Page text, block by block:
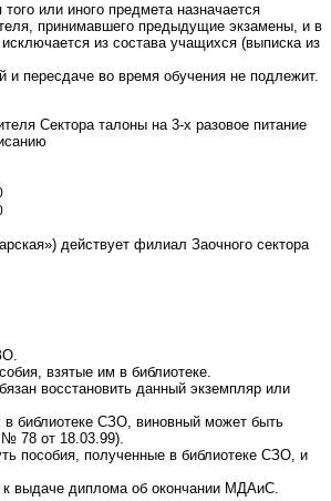
или иного предмета назначается
принимавшего предыдущие экзамены, и в
из состава учащихся (выписка из
и пересдаче во время обучения не подлежит.
Сектора талоны на 3-х разовое питание
действует филиал Заочного сектора
взятые им в библиотеке.
восстановить данный экземпляр или
библиотеке СЗО, виновный может быть
78 от 18.03.99).
пособия, полученные в библиотеке СЗО, и
к выдаче диплома об окончании МДАиС.